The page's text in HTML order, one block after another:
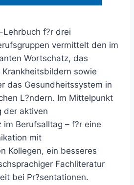
Lehrbuch f?r drei
vermittelt den im
Wortschatz, das
sowie
das Gesundheitssystem in
L?ndern. Im Mittelpunkt
der aktiven
im Berufsalltag – f?r eine
mit
Kollegen, ein besseres
Fachliteratur
bei Pr?sentationen.